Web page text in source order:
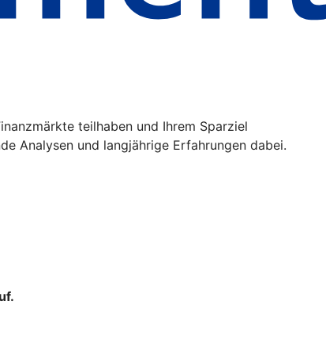
teilhaben und Ihrem Sparziel
Analysen und langjährige Erfahrungen dabei.